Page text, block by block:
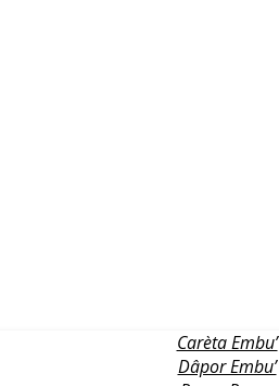
Carèta Embu’
Dâpor Embu’